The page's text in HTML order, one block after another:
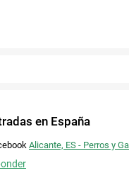
en España
Alicante, ES - Perros y